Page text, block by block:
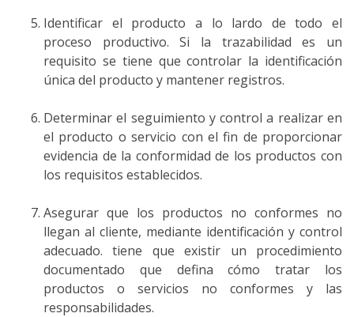
Identificar el producto a lo lardo de todo el
proceso productivo. Si la trazabilidad es un
requisito se tiene que controlar la identificación
única del producto y mantener registros.
Determinar el seguimiento y control a realizar en
el producto o servicio con el fin de proporcionar
evidencia de la conformidad de los productos con
los requisitos establecidos.
Asegurar que los productos no conformes no
llegan al cliente, mediante identificación y control
adecuado. tiene que existir un procedimiento
documentado que defina cómo tratar los
productos o servicios no conformes y las
responsabilidades.